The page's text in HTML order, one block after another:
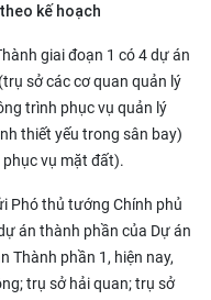
kế hoạch
giai đoạn 1 có 4 dự án
sở các cơ quan quản lý
trình phục vụ quản lý
thiết yếu trong sân bay)
vụ mặt đất).
Phó thủ tướng Chính phủ
án thành phần của Dự án
Thành phần 1, hiện nay,
trụ sở hải quan; trụ sở